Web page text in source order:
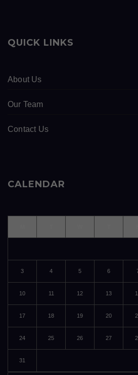
QUICK LINKS
About Us
Our Team
Contact Us
CALENDAR
3 4 5 6
10 11 12 13
17 18 19 20
24 25 26 27
31